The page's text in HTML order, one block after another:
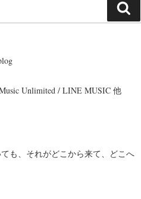
索
Unlimited / LINE MUSIC 他
も、それがどこから来て、どこへ